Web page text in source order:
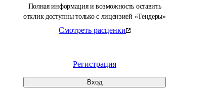
Полная информация и возможность оставить
отклик доступны только с лицензией «Тендеры»
Смотреть расценки
Регистрация
Вход